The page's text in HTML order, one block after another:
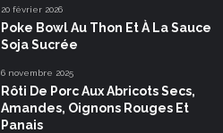
20 février 2026
Poke Bowl Au Thon Et À La Sauce
Soja Sucrée
6 novembre 2025
Rôti De Porc Aux Abricots Secs,
Amandes, Oignons Rouges Et
Panais